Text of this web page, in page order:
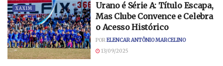
XAXIM
Urano é Série A: Título Escapa,
Mas Clube Convence e Celebra
o Acesso Histórico
PORELENCAR ANTÔNIO MARCELINO
13/09/2025